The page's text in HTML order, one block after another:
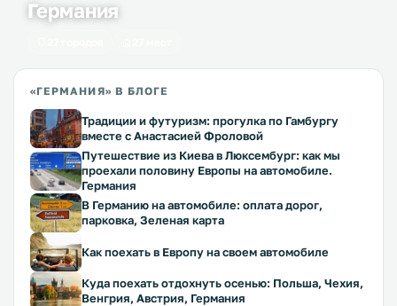
Германия
«ГЕРМАНИЯ» В БЛОГЕ
Традиции и футуризм: прогулка по Гамбургу
вместе с Анастасией Фроловой
Путешествие из Киева в Люксембург: как мы
проехали половину Европы на автомобиле.
Германия
В Германию на автомобиле: оплата дорог,
парковка, Зеленая карта
Как поехать в Европу на своем автомобиле
Куда поехать отдохнуть осенью: Польша, Чехия,
Венгрия, Австрия, Германия